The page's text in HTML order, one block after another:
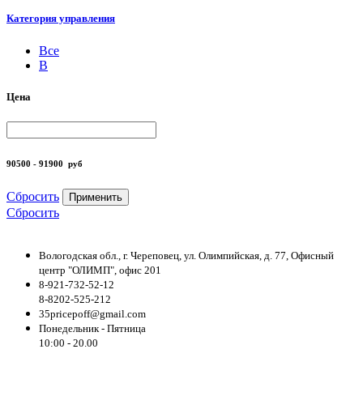
Категория управления
Все
B
Цена
90500 - 91900 руб
Сбросить Применить
Сбросить
Вологодская обл., г. Череповец, ул. Олимпийская, д. 77, Офисный
центр "ОЛИМП", офис 201
8-921-732-52-12
8-8202-525-212
35pricepoff@gmail.com
Понедельник - Пятница
10:00 - 20.00